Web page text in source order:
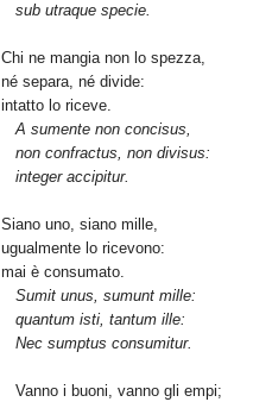
sub utraque specie.
Chi ne mangia non lo spezza,
né separa, né divide:
intatto lo riceve.
A sumente non concisus,
non confractus, non divisus:
integer accipitur.
Siano uno, siano mille,
ugualmente lo ricevono:
mai è consumato.
Sumit unus, sumunt mille:
quantum isti, tantum ille:
Nec sumptus consumitur.
Vanno i buoni, vanno gli empi;